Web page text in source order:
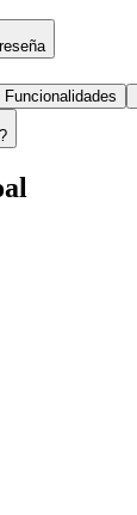
Funcionalidades